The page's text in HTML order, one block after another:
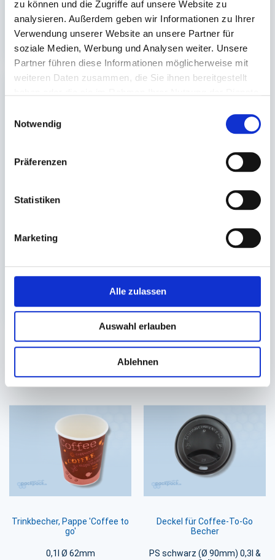
zu können und die Zugriffe auf unsere Website zu
analysieren. Außerdem geben wir Informationen zu Ihrer
Verwendung unserer Website an unsere Partner für
soziale Medien, Werbung und Analysen weiter. Unsere
Partner führen diese Informationen möglicherweise mit
weiteren Daten zusammen, die Sie ihnen bereitgestellt
Notwendig
Präferenzen
Statistiken
Marketing
Alle zulassen
Auswahl erlauben
Ablehnen
1.000 St.
18,61 € In den Warenkorb
200 St.
23,99 €
Auf Lager. Sofort
360 St.
In den Warenkorb
1.000 St.
2,65 €
Sie könnten auch an folgenden Artikeln
interessiert sein
Trinkbecher, Pappe 'Coffee to
go'
0,1l Ø 62mm
Deckel für Coffee-To-Go
Becher
PS schwarz (Ø 90mm) 0,3l &